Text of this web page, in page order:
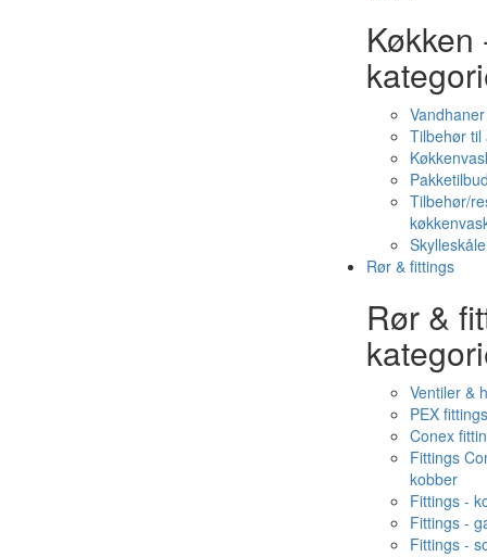
Køkken
Vandhaner
Tilbehør
Tilbehør/
Rør & fittings
Rør &
Ventiler &
PEX fittings
Conex
Fittings
kobber
Fittings -
Fittings -
Fittings -